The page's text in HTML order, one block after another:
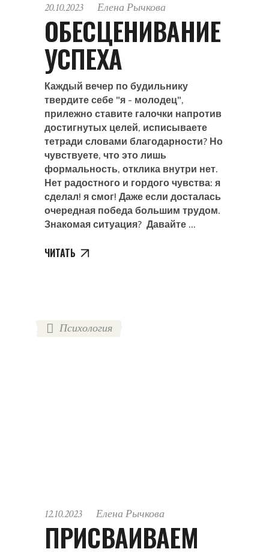
20.10.2023 Елена Рычкова
ОБЕСЦЕНИВАНИЕ
УСПЕХА
Каждый вечер по будильнику
твердите себе "я - молодец",
прилежно ставите галочки напротив
достигнутых целей, исписываете
тетради словами благодарности? Но
чувствуете, что это лишь
формальность, отклика внутри нет.
Нет радостного и гордого чувства: я
сделал! я смог! Даже если досталась
очередная победа большим трудом.
Знакомая ситуация? Давайте
ЧИТАТЬ
Психология
12.10.2023 Елена Рычкова
ПРИСВАИВАЕМ